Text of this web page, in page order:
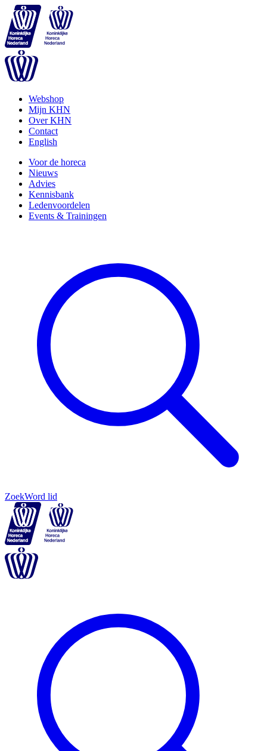
Webshop
Mijn KHN
Over KHN
Contact
English
Voor de horeca
Nieuws
Advies
Kennisbank
Ledenvoordelen
Events & Trainingen
ZoekWord lid